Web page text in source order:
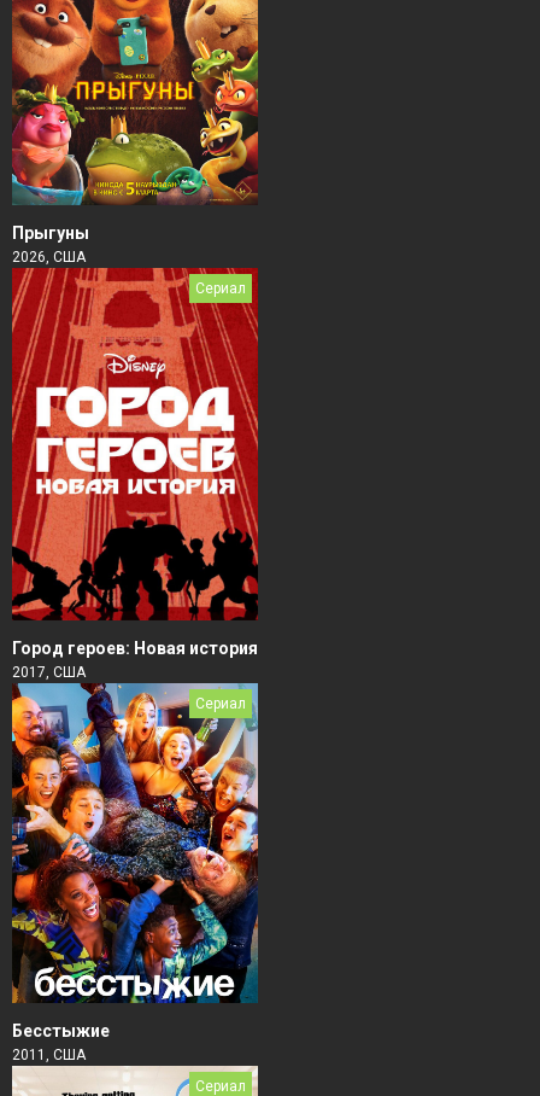
Прыгуны
2026, США
Сериал
Город героев: Новая история
2017, США
Сериал
Бесстыжие
2011, США
Сериал